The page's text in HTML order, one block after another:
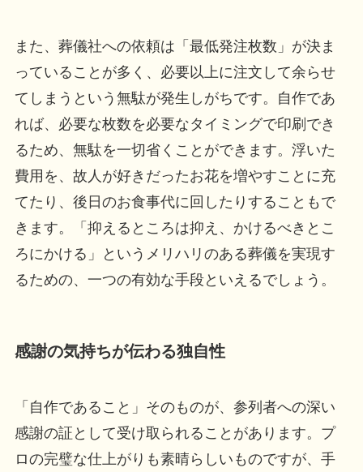
また、葬儀社への依頼は「最低発注枚数」が決ま
っていることが多く、必要以上に注文して余らせ
てしまうという無駄が発生しがちです。自作であ
れば、必要な枚数を必要なタイミングで印刷でき
るため、無駄を一切省くことができます。浮いた
費用を、故人が好きだったお花を増やすことに充
てたり、後日のお食事代に回したりすることもで
きます。「抑えるところは抑え、かけるべきとこ
ろにかける」というメリハリのある葬儀を実現す
るための、一つの有効な手段といえるでしょう。
感謝の気持ちが伝わる独自性
「自作であること」そのものが、参列者への深い
感謝の証として受け取られることがあります。プ
ロの完璧な仕上がりも素晴らしいものですが、手